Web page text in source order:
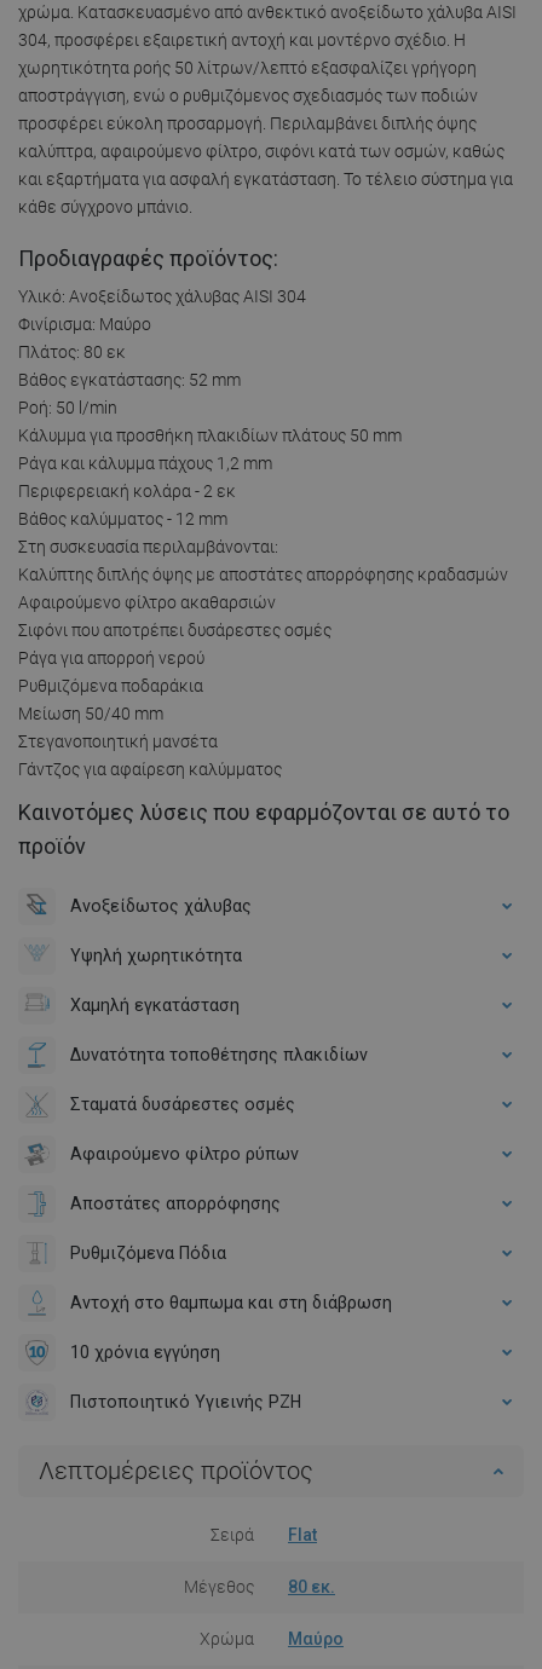
χρώμα. Κατασκευασμένο από ανθεκτικό ανοξείδωτο χάλυβα AISI
304, προσφέρει εξαιρετική αντοχή και μοντέρνο σχέδιο. Η
χωρητικότητα ροής 50 λίτρων/λεπτό εξασφαλίζει γρήγορη
αποστράγγιση, ενώ ο ρυθμιζόμενος σχεδιασμός των ποδιών
προσφέρει εύκολη προσαρμογή. Περιλαμβάνει διπλής όψης
καλύπτρα, αφαιρούμενο φίλτρο, σιφόνι κατά των οσμών, καθώς
και εξαρτήματα για ασφαλή εγκατάσταση. Το τέλειο σύστημα για
κάθε σύγχρονο μπάνιο.
Προδιαγραφές προϊόντος:
Υλικό: Ανοξείδωτος χάλυβας AISI 304
Φινίρισμα: Μαύρο
Πλάτος: 80 εκ
Βάθος εγκατάστασης: 52 mm
Ροή: 50 l/min
Κάλυμμα για προσθήκη πλακιδίων πλάτους 50 mm
Ράγα και κάλυμμα πάχους 1,2 mm
Περιφερειακή κολάρα - 2 εκ
Βάθος καλύμματος - 12 mm
Στη συσκευασία περιλαμβάνονται:
Καλύπτης διπλής όψης με αποστάτες απορρόφησης κραδασμών
Αφαιρούμενο φίλτρο ακαθαρσιών
Σιφόνι που αποτρέπει δυσάρεστες οσμές
Ράγα για απορροή νερού
Ρυθμιζόμενα ποδαράκια
Μείωση 50/40 mm
Στεγανοποιητική μανσέτα
Γάντζος για αφαίρεση καλύμματος
Καινοτόμες λύσεις που εφαρμόζονται σε αυτό το
προϊόν
Ανοξείδωτος χάλυβας
Υψηλή χωρητικότητα
Χαμηλή εγκατάσταση
Δυνατότητα τοποθέτησης πλακιδίων
Σταματά δυσάρεστες οσμές
Αφαιρούμενο φίλτρο ρύπων
Αποστάτες απορρόφησης
Ρυθμιζόμενα Πόδια
Αντοχή στο θαμπωμα και στη διάβρωση
10 χρόνια εγγύηση
Πιστοποιητικό Υγιεινής PZH
Λεπτομέρειες προϊόντος
Σειρά Flat
Μέγεθος 80 εκ.
Χρώμα Μαύρο